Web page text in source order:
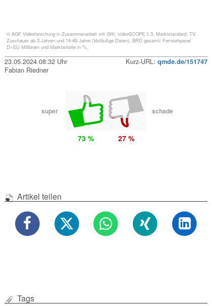
© AGF Videoforschung in Zusammenarbeit mit GfK; videoSCOPE 1.3, Marktstandard: TV.
Zuschauer ab 3 Jahren und 14-49 Jahre (Vorläufige Daten), BRD gesamt/ Fernsehpanel
D+EU Millionen und Marktanteile in %.
23.05.2024 08:32 Uhr Kurz-URL: qmde.de/151747
Fabian Riedner
super schade
73 % 27 %
Artikel teilen
Tags